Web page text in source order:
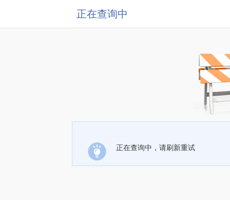
正在查询中
正在查询中，请刷新重试